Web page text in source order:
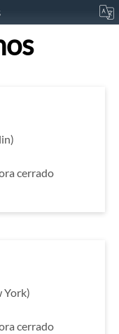
cerrado
York)
cerrado